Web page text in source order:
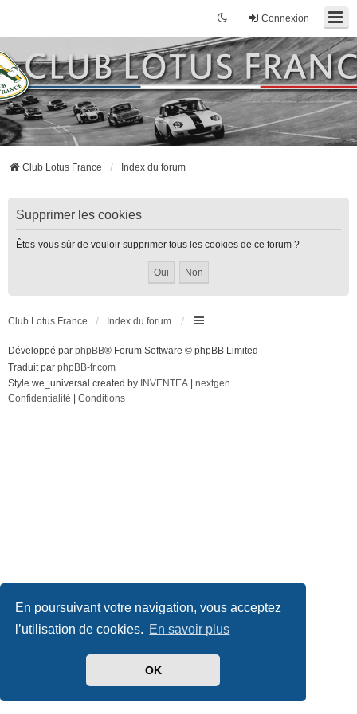
En poursuivant votre navigation, vous acceptez
l’utilisation de cookies. En savoir plus
OK
Connexion
Club Lotus France Index du forum
Supprimer les cookies
Êtes-vous sûr de vouloir supprimer tous les cookies de ce forum ?
Club Lotus France Index du forum
Développé par phpBB® Forum Software © phpBB Limited
Traduit par phpBB-fr.com
Style we_universal created by INVENTEA
nextgen
Confidentialité
Conditions